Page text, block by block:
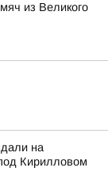
из Великого
на
Кирилловом